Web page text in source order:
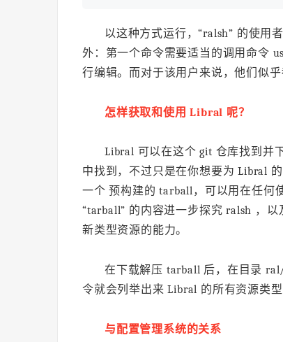
以这种方式运行，“ralsh” 的使用
外：第一个命令需要适当的调用命令
行编辑。而对于该用户来说，他们似
怎样获取和使用 Libral 呢？
Libral 可以在这个 git 仓库找到并
中找到，不过只是在你想要为 Libral
一个 预构建的 tarball，可以用在任何
“tarball” 的内容进一步探究 ralsh ，
新类型资源的能力。
在下载解压 tarball 后，在目录
令就会列举出来 Libral 的所有资源类
与配置管理系统的关系